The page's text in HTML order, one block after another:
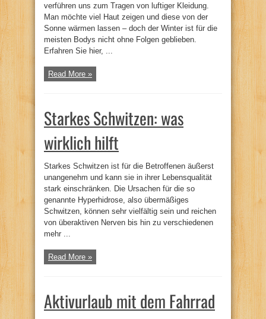
verführen uns zum Tragen von luftiger Kleidung.
Man möchte viel Haut zeigen und diese von der
Sonne wärmen lassen – doch der Winter ist für die
meisten Bodys nicht ohne Folgen geblieben.
Erfahren Sie hier, ...
Read More »
Starkes Schwitzen: was
wirklich hilft
Starkes Schwitzen ist für die Betroffenen äußerst
unangenehm und kann sie in ihrer Lebensqualität
stark einschränken. Die Ursachen für die so
genannte Hyperhidrose, also übermäßiges
Schwitzen, können sehr vielfältig sein und reichen
von überaktiven Nerven bis hin zu verschiedenen
mehr ...
Read More »
Aktivurlaub mit dem Fahrrad